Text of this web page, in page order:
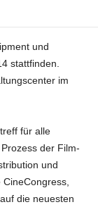
und
stattfinden.
im
für alle
der Film-
und
die neuesten